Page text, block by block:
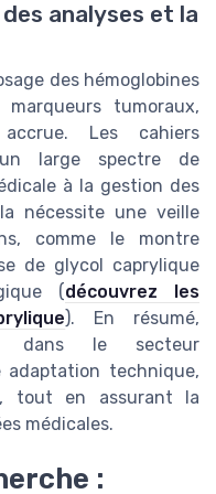
analyses et la
des hémoglobines
tumoraux,
Les cahiers
large spectre de
à la gestion des
nécessite une veille
comme le montre
de glycol caprylique
(découvrez les
). En résumé,
dans le secteur
adaptation technique,
tout en assurant la
médicales.
: